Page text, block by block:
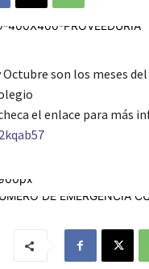
son los meses
el enlace para más